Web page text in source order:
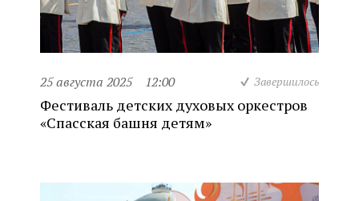
25 августа 2025 12:00 Завершилось
Фестиваль детских духовых оркестров
«Спасская башня детям»